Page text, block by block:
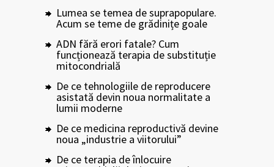
Lumea se temea de suprapopulare.
Acum se teme de grădinițe goale
ADN fără erori fatale? Cum
funcționează terapia de substituție
mitocondrială
De ce tehnologiile de reproducere
asistată devin noua normalitate a
lumii moderne
De ce medicina reproductivă devine
noua „industrie a viitorului”
De ce terapia de înlocuire